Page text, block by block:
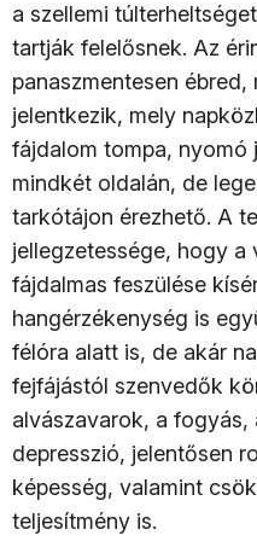
a szellemi
tartják felelősnek. Az
panaszmentesen
jelentkezik, mely
fájdalom tompa, nyomó
mindkét oldalán, de
tarkótájon érezhető. A
jellegzetessége, hogy a
fájdalmas feszülése
hangérzékenység is
félóra alatt is, de akár
fejfájástól szenvedők
alvászavarok, a
depresszió, jelentősen
képesség, valamint
teljesítmény is.